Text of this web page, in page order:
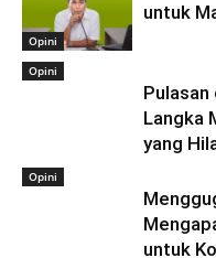
Opini
untuk
Opini
Pulasan
Langka
yang
Opini
untuk